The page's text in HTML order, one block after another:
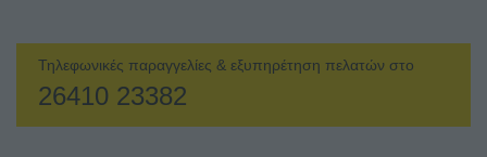
Τηλεφωνικές παραγγελίες & εξυπηρέτηση πελατών στο
26410 23382